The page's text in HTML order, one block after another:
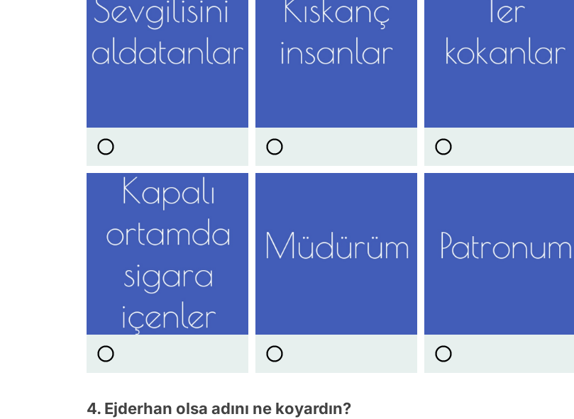
4. Ejderhan olsa adını ne koyardın?